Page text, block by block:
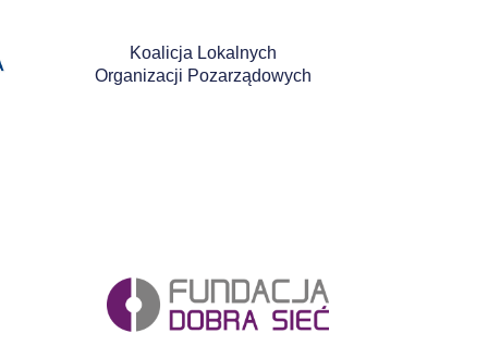
Koalicja Lokalnych
Organizacji Pozarządowych